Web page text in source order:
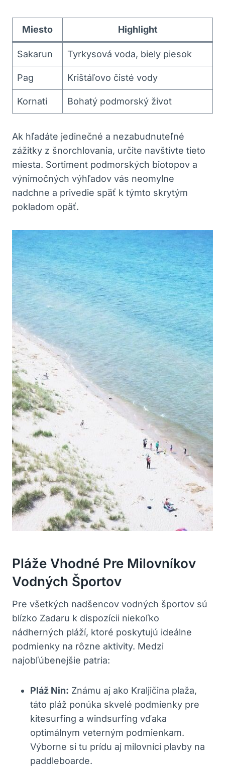
Miesto Highlight
Sakarun Tyrkysová voda, biely piesok
Pag Krištáľovo čisté vody
Kornati Bohatý podmorský život
Ak hľadáte jedinečné a nezabudnuteľné
zážitky z šnorchlovania, určite navštívte tieto
miesta. Sortiment podmorských biotopov a
výnimočných výhľadov vás neomylne
nadchne a privedie späť k týmto skrytým
pokladom opäť.
Pláže Vhodné Pre Milovníkov
Vodných Športov
Pre všetkých nadšencov vodných športov sú
blízko Zadaru k dispozícii niekoľko
nádherných pláží, ktoré poskytujú ideálne
podmienky na rôzne aktivity. Medzi
najobľúbenejšie patria:
Pláž Nin: Známu aj ako Kraljičina plaža,
táto pláž ponúka skvelé podmienky pre
kitesurfing a windsurfing vďaka
optimálnym veterným podmienkam.
Výborne si tu prídu aj milovníci plavby na
paddleboarde.